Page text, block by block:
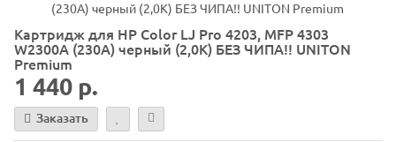
Картридж для HP Color LJ Pro 4203, MFP 4303
W2300A (230A) черный (2,0K) БЕЗ ЧИПА!! UNITON
Premium
1 440 р.
Заказать